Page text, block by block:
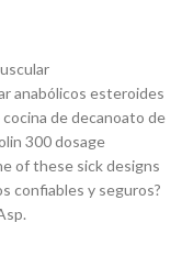
anabólicos esteroides
de decanoato de
300 dosage
of these sick designs
confiables y seguros?